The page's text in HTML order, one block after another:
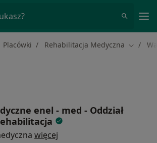
Placówki Rehabilitacja Medyczna Zmień
enel - med - Oddział
więcej